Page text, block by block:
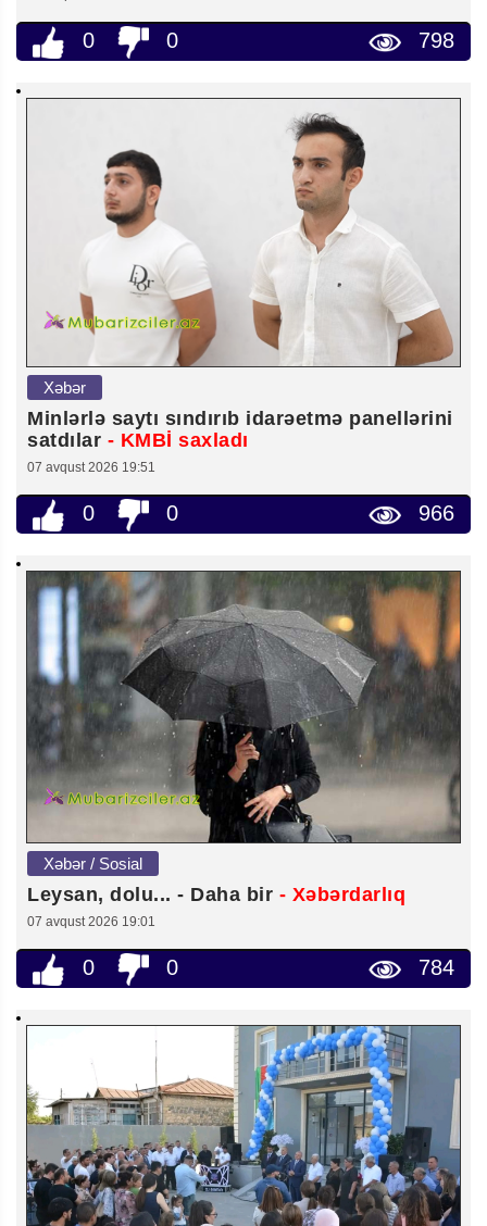
0 0 798
Xəbər
Minlərlə saytı sındırıb idarəetmə panellərini
satdılar - KMBİ saxladı
07 avqust 2026 19:51
0 0 966
Xəbər / Sosial
Leysan, dolu... - Daha bir - Xəbərdarlıq
07 avqust 2026 19:01
0 0 784